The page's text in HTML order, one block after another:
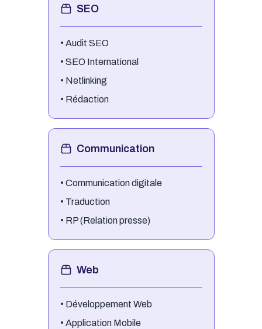
SEO
• Audit SEO
• SEO International
• Netlinking
• Rédaction
Communication
• Communication digitale
• Traduction
• RP (Relation presse)
Web
• Développement Web
• Application Mobile